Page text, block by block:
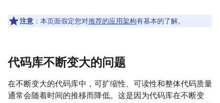
注意 ：本页面假定您对推荐的应用架构有基本的了解。
代码库不断变大的问题
在不断变大的代码库中，可扩缩性、可读性和整体代码质量
通常会随着时间的推移而降低。这是因为代码库在不断变